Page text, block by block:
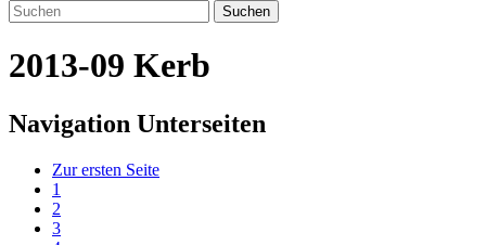
Suchen
2013-09 Kerb
Navigation Unterseiten
Zur ersten Seite
1
2
3